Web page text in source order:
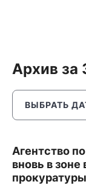
Архив за
ВЫБРАТЬ
Агентство
вновь в зоне
прокуратуры